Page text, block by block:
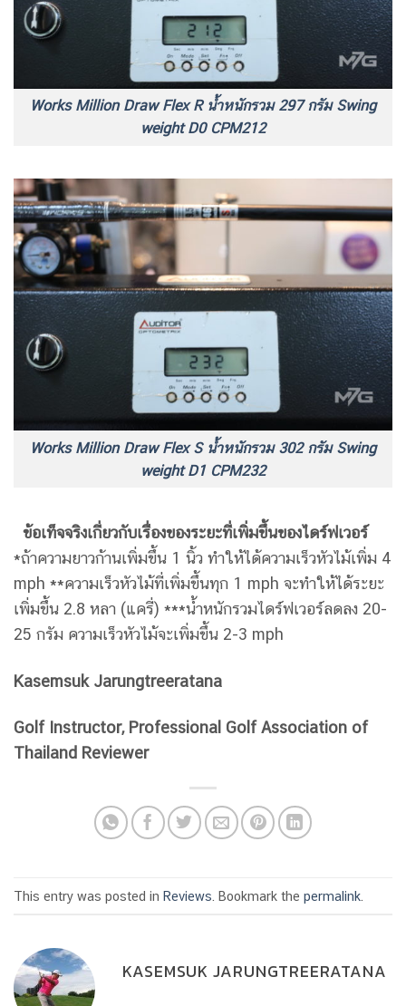
Works Million Draw Flex R น้ำหนักรวม 297 กรัม Swing
weight D0 CPM212
Works Million Draw Flex S น้ำหนักรวม 302 กรัม Swing
weight D1 CPM232
ข้อเท็จจริงเกี่ยวกับเรื่องของระยะที่เพิ่มขึ้นของไดร์ฟเวอร์
*ถ้าความยาวก้านเพิ่มขึ้น 1 นิ้ว ทำให้ได้ความเร็วหัวไม้เพิ่ม 4
mph **ความเร็วหัวไม้ที่เพิ่มขึ้นทุก 1 mph จะทำให้ได้ระยะ
เพิ่มขึ้น 2.8 หลา (แครี่) ***น้ำหนักรวมไดร์ฟเวอร์ลดลง 20-
25 กรัม ความเร็วหัวไม้จะเพิ่มขึ้น 2-3 mph
Kasemsuk Jarungtreeratana
Golf Instructor, Professional Golf Association of
Thailand Reviewer
This entry was posted in Reviews . Bookmark the permalink
KASEMSUK JARUNGTREERATANA